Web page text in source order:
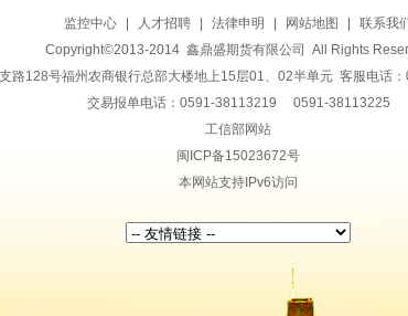
监控中心 人才招聘 法律申明 网站地图
联系我
Copyright©2013-2014 鑫鼎盛期货有限公司 All Rights
路128号福州农商银行总部大楼地上15层01、02半单元 客服电话
交易报单电话：0591-38113219 0591-38113225
工信部网站
闽ICP备15023672号
本网站支持IPv6访问